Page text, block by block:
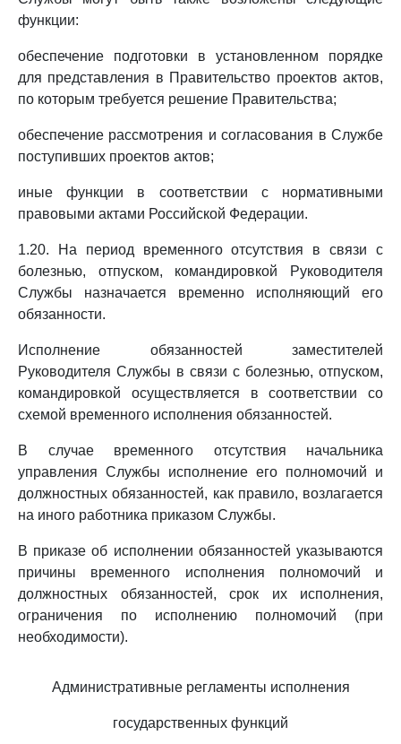
функции:
обеспечение подготовки в установленном порядке
для представления в Правительство проектов актов,
по которым требуется решение Правительства;
обеспечение рассмотрения и согласования в Службе
поступивших проектов актов;
иные функции в соответствии с нормативными
правовыми актами Российской Федерации.
1.20. На период временного отсутствия в связи с
болезнью, отпуском, командировкой Руководителя
Службы назначается временно исполняющий его
обязанности.
Исполнение обязанностей заместителей
Руководителя Службы в связи с болезнью, отпуском,
командировкой осуществляется в соответствии со
схемой временного исполнения обязанностей.
В случае временного отсутствия начальника
управления Службы исполнение его полномочий и
должностных обязанностей, как правило, возлагается
на иного работника приказом Службы.
В приказе об исполнении обязанностей указываются
причины временного исполнения полномочий и
должностных обязанностей, срок их исполнения,
ограничения по исполнению полномочий (при
необходимости).
Административные регламенты исполнения
государственных функций